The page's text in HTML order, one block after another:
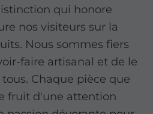
qui honore
nos visiteurs sur la
Nous sommes fiers
faire artisanal et de le
Chaque pièce que
fruit d'une attention